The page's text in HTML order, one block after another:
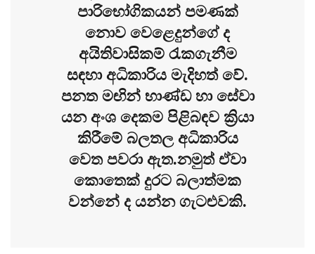
පාරිභෝගිකයන් පමණක්
නොව වෙළෙදුන්ගේ ද
අයිතිවාසිකම් රැකගැනීම
සඳහා අධිකාරිය මැදිහත් වේ.
පනත මඟින් භාණ්ඩ හා සේවා
යන අංශ දෙකම පිළිබඳව ක්‍රියා
කිරීමේ බලතල අධිකාරිය
වෙත පවරා ඇත.නමුත් ඒවා
කොතෙක් දුරට බලාත්මක
වන්නේ ද යන්න ගැටළුවකි.